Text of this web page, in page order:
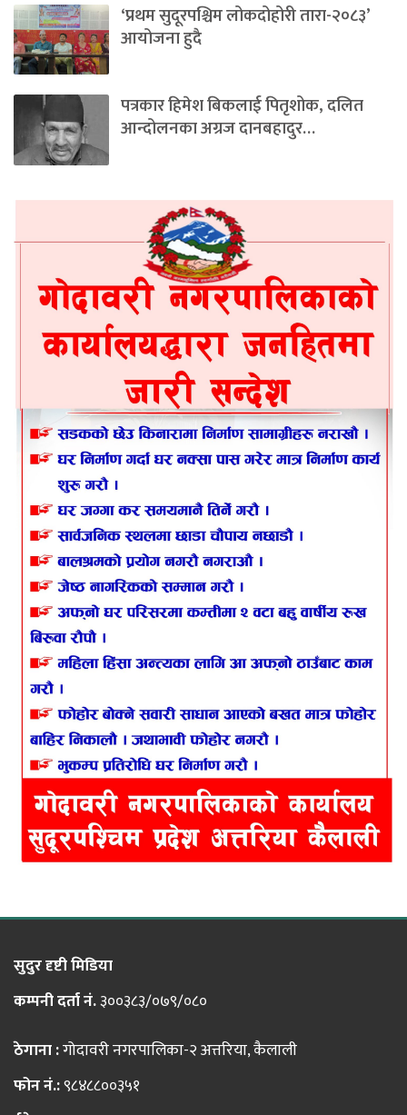
‘प्रथम सुदूरपश्चिम लोकदोहोरी तारा-२०८३’
आयोजना हुदै
पत्रकार हिमेश बिकलाई पितृशोक, दलित
आन्दोलनका अग्रज दानबहादुर…
सुदुर दृष्टी मिडिया
कम्पनी दर्ता नं.३००३८३/०७९/०८०
ठेगाना :गोदावरी नगरपालिका-२ अत्तरिया, कैलाली
फोन नं.:९८४८८००३५१